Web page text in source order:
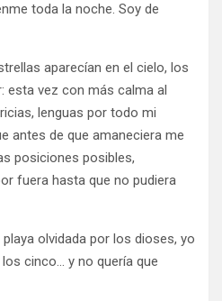
toda la noche. Soy de
aparecían en el cielo, los
esta vez con más calma al
lenguas por todo mi
antes de que amaneciera me
posiciones posibles,
fuera hasta que no pudiera
olvidada por los dioses, yo
cinco… y no quería que